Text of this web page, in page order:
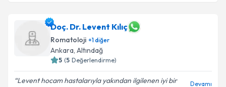
Doç. Dr. Levent Kılıç
Romatoloji +1diğer
Ankara, Altındağ
5 (5 Değerlendirme)
Levent hocam hastalarıyla yakından ilgilenen iyi bir
Devamı